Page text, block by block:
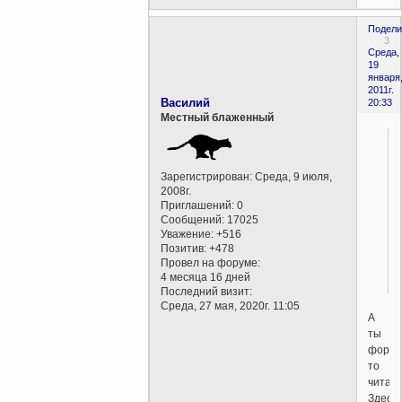
3
Среда,
19
января,
2011г.
20:33
Василий
Местный блаженный
Зарегистрирован: Среда, 9 июля,
2008г.
Приглашений: 0
Сообщений: 17025
Уважение: +516
Позитив: +478
Провел на форуме:
4 месяца 16 дней
Последний визит:
Среда, 27 мая, 2020г. 11:05
А
ты
форум
то
Здесь